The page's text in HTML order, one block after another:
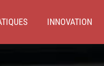
INNOVATION